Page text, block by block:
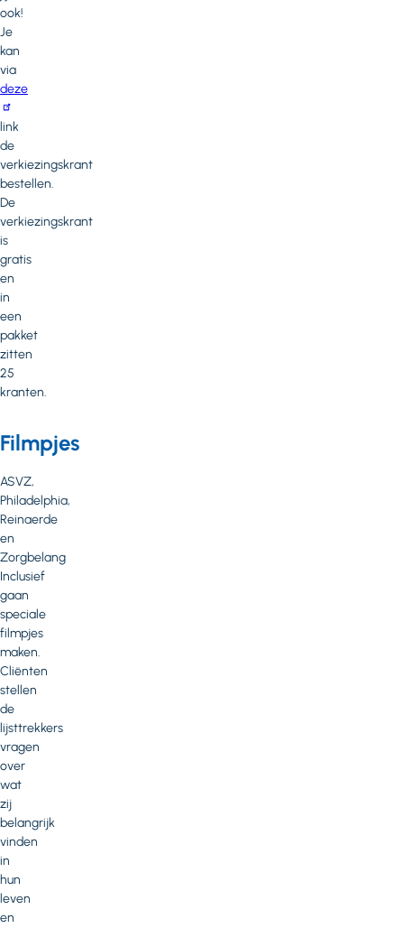
ook!
Je
kan
via
deze
link
de
verkiezingskrant
bestellen.
De
verkiezingskrant
is
gratis
en
in
een
pakket
zitten
25
kranten.
Filmpjes
ASVZ,
Philadelphia,
Reinaerde
en
Zorgbelang
Inclusief
gaan
speciale
filmpjes
maken.
Cliënten
stellen
de
lijsttrekkers
vragen
over
wat
zij
belangrijk
vinden
in
hun
leven
en